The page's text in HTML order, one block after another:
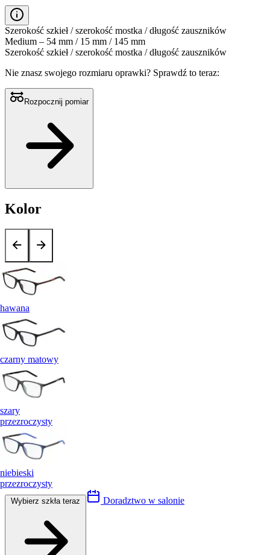
Szerokość szkieł / szerokość mostka / długość zauszników
Medium – 54 mm / 15 mm / 145 mm
Szerokość szkieł / szerokość mostka / długość zauszników
Nie znasz swojego rozmiaru oprawki? Sprawdź to teraz:
Rozpocznij pomiar
Kolor
hawana
czarny matowy
szary
przezroczysty
niebieski
przezroczysty
Doradztwo w salonie